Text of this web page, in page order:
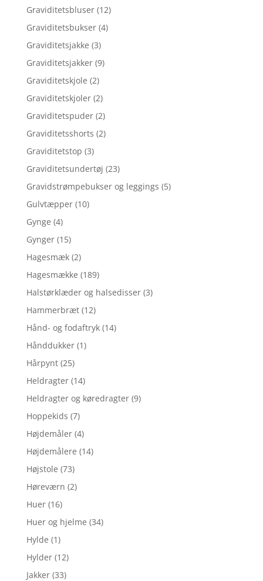
Graviditetsbluser (12)
Graviditetsbukser (4)
Graviditetsjakke (3)
Graviditetsjakker (9)
Graviditetskjole (2)
Graviditetskjoler (2)
Graviditetspuder (2)
Graviditetsshorts (2)
Graviditetstop (3)
Graviditetsundertøj (23)
Gravidstrømpebukser og leggings (5)
Gulvtæpper (10)
Gynge (4)
Gynger (15)
Hagesmæk (2)
Hagesmække (189)
Halstørklæder og halsedisser (3)
Hammerbræt (12)
Hånd- og fodaftryk (14)
Hånddukker (1)
Hårpynt (25)
Heldragter (14)
Heldragter og køredragter (9)
Hoppekids (7)
Højdemåler (4)
Højdemålere (14)
Højstole (73)
Høreværn (2)
Huer (16)
Huer og hjelme (34)
Hylde (1)
Hylder (12)
Jakker (33)